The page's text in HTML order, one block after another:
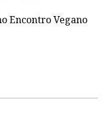
Encontro Vegano